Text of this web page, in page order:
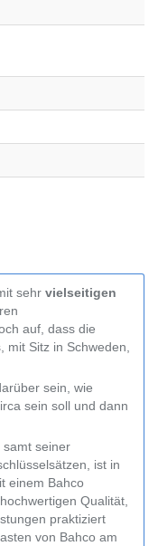
sehr vielseitigen
auf, dass die
mit Sitz in Schweden,
sein, wie
sein soll und dann
samt seiner
ist in
einem Bahco
Qualität,
praktiziert
von Bahco am